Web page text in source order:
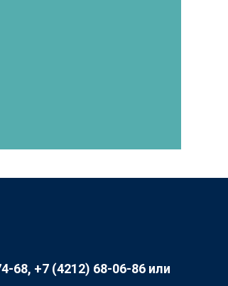
68, +7 (4212) 68-06-86 или